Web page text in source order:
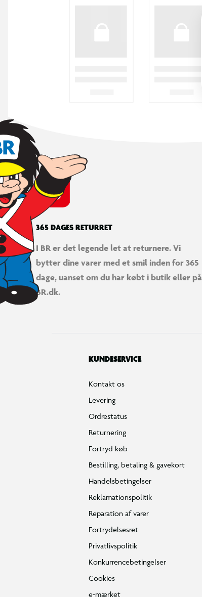
365 DAGES RETURRET
I BR er det legende let at returnere. Vi
bytter dine varer med et smil inden for 365
dage, uanset om du har købt i butik eller på
BR.dk.
KUNDESERVICE
Kontakt os
Levering
Ordrestatus
Returnering
Fortryd køb
Bestilling, betaling & gavekort
Handelsbetingelser
Reklamationspolitik
Reparation af varer
Fortrydelsesret
Privatlivspolitik
Konkurrencebetingelser
Cookies
e-mærket